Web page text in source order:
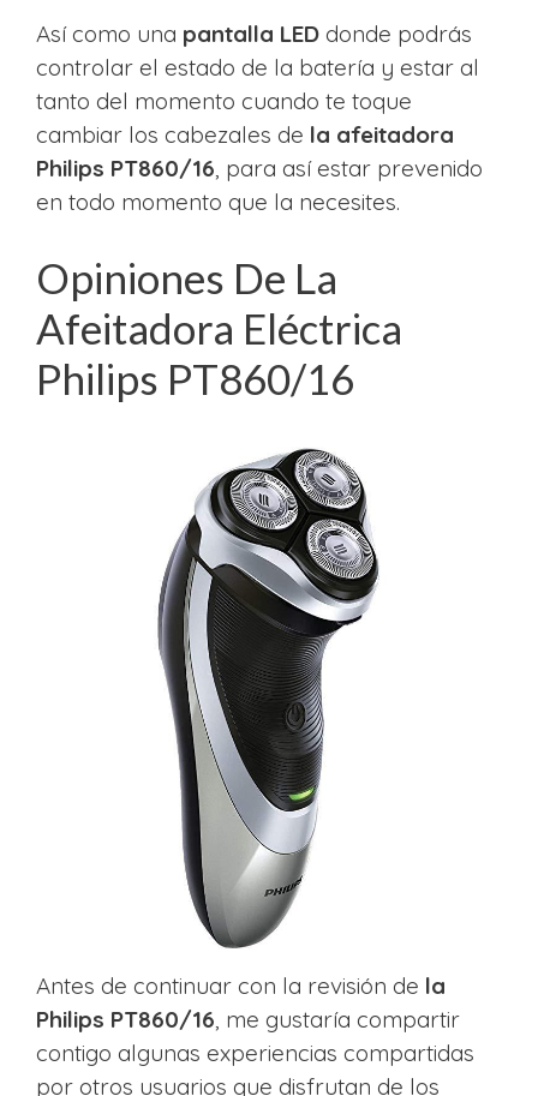
Así como una pantalla LED donde podrás
controlar el estado de la batería y estar al
tanto del momento cuando te toque
cambiar los cabezales de la afeitadora
Philips PT860/16 , para así estar prevenido
en todo momento que la necesites.
Opiniones De La
Afeitadora Eléctrica
Philips PT860/16
Antes de continuar con la revisión de la
Philips PT860/16 , me gustaría compartir
contigo algunas experiencias compartidas
por otros usuarios que disfrutan de los